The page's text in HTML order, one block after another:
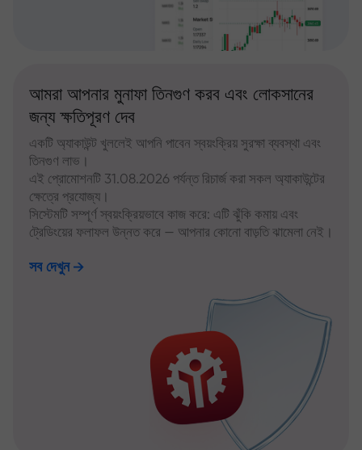
আমরা আপনার মুনাফা তিনগুণ করব এবং লোকসানের
জন্য ক্ষতিপূরণ দেব
একটি অ্যাকাউন্ট খুললেই আপনি পাবেন স্বয়ংক্রিয় সুরক্ষা ব্যবস্থা এবং
তিনগুণ লাভ।
এই প্রোমোশনটি 31.08.2026 পর্যন্ত রিচার্জ করা সকল অ্যাকাউন্টের
ক্ষেত্রে প্রযোজ্য।
সিস্টেমটি সম্পূর্ণ স্বয়ংক্রিয়ভাবে কাজ করে: এটি ঝুঁকি কমায় এবং
ট্রেডিংয়ের ফলাফল উন্নত করে — আপনার কোনো বাড়তি ঝামেলা নেই।
সব দেখুন